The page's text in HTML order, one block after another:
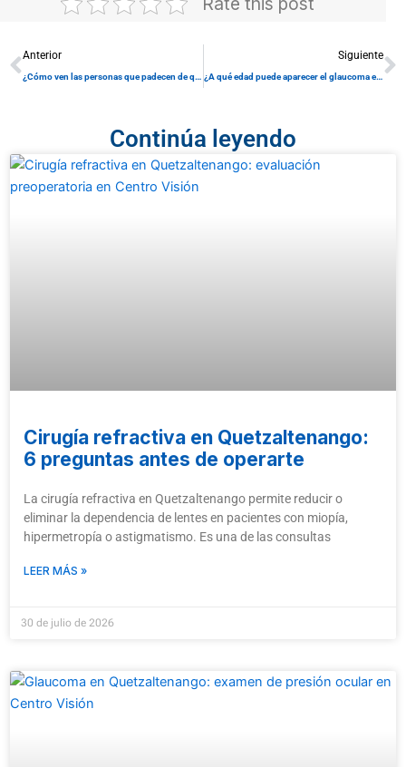
Prev
Anterior
¿Cómo ven las personas que padecen de queratocono? Explicación de Centro Visión
Siguiente
¿A qué edad puede aparecer el glaucoma en los hombres? Una guía completa de Centro Visión
Continúa leyendo
Cirugía refractiva en Quetzaltenango:
6 preguntas antes de operarte
La cirugía refractiva en Quetzaltenango permite reducir o
eliminar la dependencia de lentes en pacientes con miopía,
hipermetropía o astigmatismo. Es una de las consultas
LEER MÁS »
30 de julio de 2026